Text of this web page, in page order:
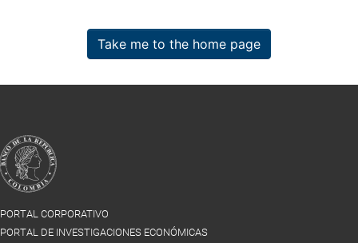
Take me to the home page
PORTAL CORPORATIVO
PORTAL DE INVESTIGACIONES ECONÓMICAS